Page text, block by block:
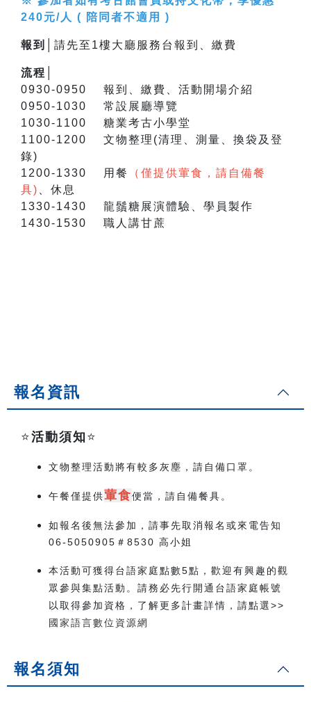
240元/人 ( 陪同者不適用 )
報到│ 請先至1樓大廳服務台報到、繳費
流程│
0930-0950 報到、繳費、活動開場介紹
0950-1030 常設展廳導覽
1030-1100 糖業考古小學堂
1100-1200 文物整理(清理、測量、換袋及登
錄)
1200-1330 用餐
（僅提供葷食，請自備餐
具)
、休息
1330-1430 龍鬚糖展演體驗、學員製作
1430-1530 職人講甘蔗
報名資訊
⭐️活動須知 ⭐️
文物整理活動將有較多灰塵，請自備口罩。
午餐僅提供葷食便當，請自備餐具。
如報名後無法參加，請事先取消報名或來電告知
06-5050905＃8530 高小姐
本活動可獲得台語家庭點數5點，歡迎有興趣的觀
眾參與集點活動。請務必先行開通台語家庭帳號
以取得參加資格，了解更多計畫詳情，請點選>>
國家語言數位資源網
報名須知